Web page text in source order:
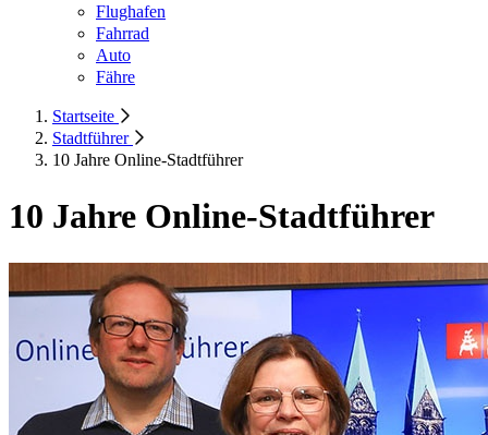
Flughafen
Fahrrad
Auto
Fähre
Startseite
Stadtführer
10 Jahre Online-Stadtführer
10 Jahre Online-Stadtführer